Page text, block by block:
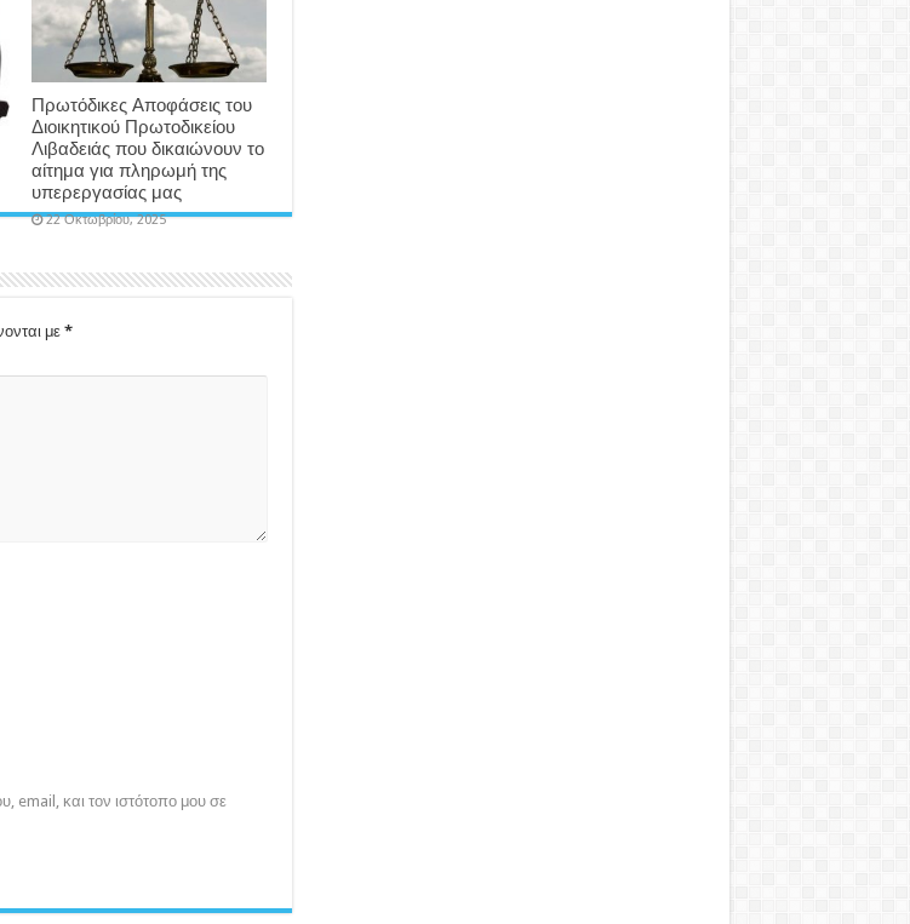
Πρωτόδικες Αποφάσεις του
Διοικητικού Πρωτοδικείου
Λιβαδειάς που δικαιώνουν το
αίτημα για πληρωμή της
υπερεργασίας μας
22 Οκτωβρίου, 2025
με *
email, και τον ιστότοπο μου σε